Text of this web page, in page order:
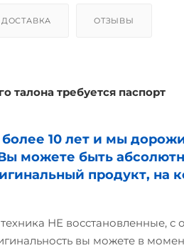
ДОСТАВКА ОТЗЫВЫ
талона требуется паспорт
10 лет и мы
можете быть
продукт, на
НЕ восстановленные, с
вы можете в